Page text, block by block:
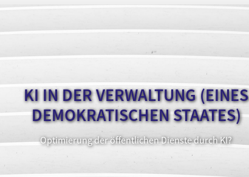
KI IN DER VERWALTUNG (EINES
DEMOKRATISCHEN STAATES)
Optimierung der öffentlichen Dienste durch KI?